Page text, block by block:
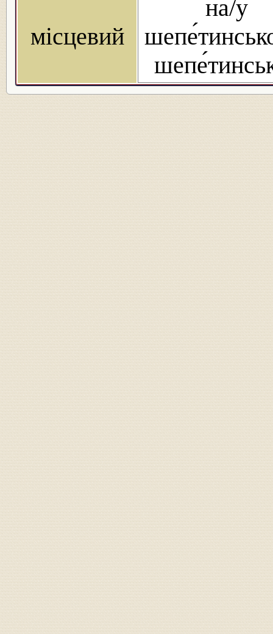
місцевий
на/у